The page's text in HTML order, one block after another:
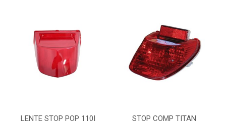
LENTE STOP POP 110I
STOP COMP TITAN